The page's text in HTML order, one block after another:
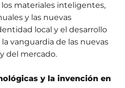
materiales inteligentes,
y las nuevas
local y el desarrollo
vanguardia de las nuevas
del mercado.
y la invención en